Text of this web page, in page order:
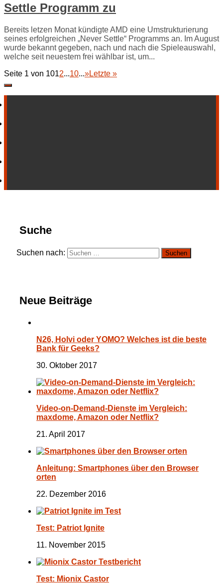
Settle Programm zu
Bereits letzen Monat kündigte AMD eine Umstrukturierung
seines erfolgreichen „Never Settle“ Programms an. Im August
wurde bekannt gegeben, nach und nach die Spieleauswahl,
welche seit neuestem frei wählbar ist, um...
Seite 1 von 1012...10...»Letzte »
Suche
Suchen nach:
Neue Beiträge
N26, Holvi oder YOMO? Welches ist die beste
Bank für Geeks?
30. Oktober 2017
Video-on-Demand-Dienste im Vergleich:
maxdome, Amazon oder Netflix?
21. April 2017
Anleitung: Smartphones über den Browser
orten
22. Dezember 2016
Test: Patriot Ignite
11. November 2015
Test: Mionix Castor